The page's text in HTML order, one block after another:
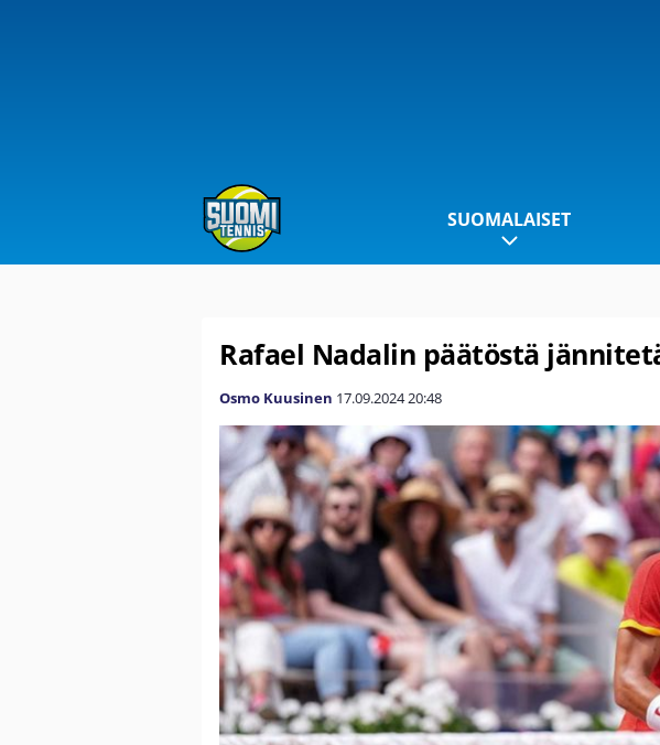
SUOMALAISET
Rafael Nadalin päätöstä
Osmo Kuusinen 17.09.202420:48